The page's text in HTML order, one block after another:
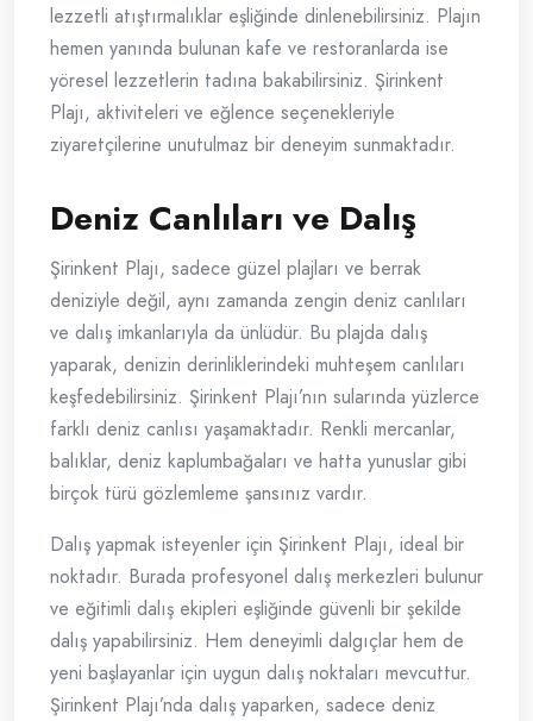
lezzetli atıştırmalıklar eşliğinde dinlenebilirsiniz. Plajın
hemen yanında bulunan kafe ve restoranlarda ise
yöresel lezzetlerin tadına bakabilirsiniz. Şirinkent
Plajı, aktiviteleri ve eğlence seçenekleriyle
ziyaretçilerine unutulmaz bir deneyim sunmaktadır.
Deniz Canlıları ve Dalış
Şirinkent Plajı, sadece güzel plajları ve berrak
deniziyle değil, aynı zamanda zengin deniz canlıları
ve dalış imkanlarıyla da ünlüdür. Bu plajda dalış
yaparak, denizin derinliklerindeki muhteşem canlıları
keşfedebilirsiniz. Şirinkent Plajı’nın sularında yüzlerce
farklı deniz canlısı yaşamaktadır. Renkli mercanlar,
balıklar, deniz kaplumbağaları ve hatta yunuslar gibi
birçok türü gözlemleme şansınız vardır.
Dalış yapmak isteyenler için Şirinkent Plajı, ideal bir
noktadır. Burada profesyonel dalış merkezleri bulunur
ve eğitimli dalış ekipleri eşliğinde güvenli bir şekilde
dalış yapabilirsiniz. Hem deneyimli dalgıçlar hem de
yeni başlayanlar için uygun dalış noktaları mevcuttur.
Şirinkent Plajı’nda dalış yaparken, sadece deniz